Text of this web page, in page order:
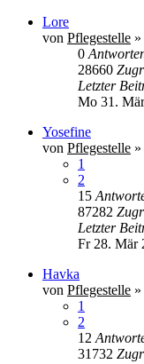
Lore
von Pflegestelle »
0
28660
Letzter
Mo 31.
Yosefine
von Pflegestelle »
1
2
15
87282
Letzter
Fr 28. Mär
Havka
von Pflegestelle »
1
2
12
31732